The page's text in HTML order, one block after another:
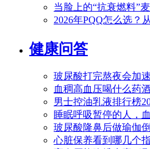
当脸上的“抗衰燃料”
2026年PQQ怎么选？
健康问答
玻尿酸打完熬夜会加
血稠高血压喝什么药
男士控油乳液排行榜
睡眠呼吸暂停的人，
玻尿酸隆鼻后做瑜伽
心脏保养看到哪几个